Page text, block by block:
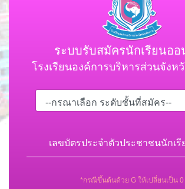
ระบบรับสมัครนักเรียนออ
โรงเรียนองค์การบริหารส่วนจังห
*กรณีขึ้นต้นด้วย G ให้เปลี่ยนเป็น 0